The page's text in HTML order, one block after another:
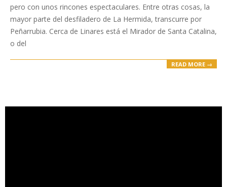
pero con unos rincones espectaculares. Entre otras cosas, la
mayor parte del desfiladero de La Hermida, transcurre por
Peñarrubia. Cerca de Linares está el Mirador de Santa Catalina,
o del
READ MORE →